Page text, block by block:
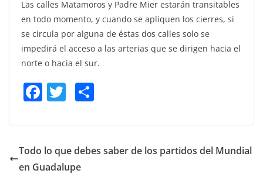
Las calles Matamoros y Padre Mier estarán transitables
en todo momento, y cuando se apliquen los cierres, si
se circula por alguna de éstas dos calles solo se
impedirá el acceso a las arterias que se dirigen hacia el
norte o hacia el sur.
F
e
b
T
er e
Todo lo que debes saber de los partidos del Mundial
en Guadalupe